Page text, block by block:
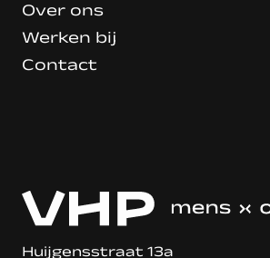
Over ons
Werken bij
Contact
Huijgensstraat 13a